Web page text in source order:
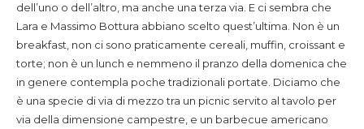
dell’uno o dell’altro, ma anche una terza via. E ci sembra che
Lara e Massimo Bottura abbiano scelto quest’ultima. Non è un
breakfast, non ci sono praticamente cereali, muffin, croissant e
torte; non è un lunch e nemmeno il pranzo della domenica che
in genere contempla poche tradizionali portate. Diciamo che
è una specie di via di mezzo tra un picnic servito al tavolo per
via della dimensione campestre, e un barbecue americano